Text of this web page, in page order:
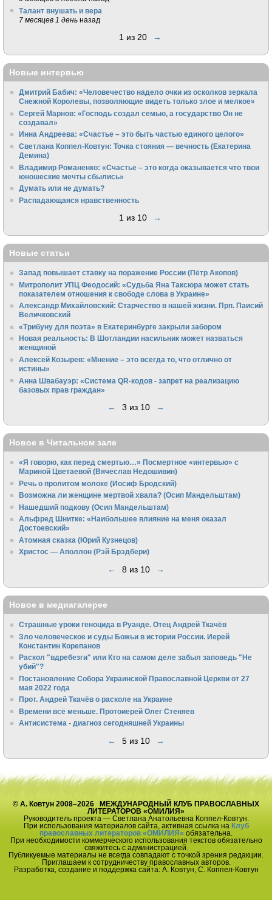
Талант внушать и вера
7 месяцев 1 день назад
1 из 20 →
Новые интервью
Дмитрий Бабич: «Человечество надело очки из осколков зеркала
Снежной Королевы, позволяющие видеть только злое и мелкое»
Сергей Марнов: «Господь создал семью, а государство Он не
создавал»
Инна Андреева: «Счастье – это быть частью единого целого»
Светлана Коппел-Ковтун: Точка стояния — вечность (Екатерина
Демина)
Владимир Романенко: «Счастье – это когда оказывается что твои
юношеские мечты сбылись»
Думать или не думать?
Распадающаяся нравственность
1 из 10 →
Новые статьи
Запад повышает ставку на поражение России (Пётр Акопов)
Митрополит УПЦ Феодосий: «Судьба Яна Таксюра может стать
показателем отношения к свободе слова в Украине»
Алек­сандр Михайловский: Старчество в нашей жизни. Прп. Паисий
Величковский
«Трибуну для поэта» в Екатеринбурге закрыли забором
Новая реальность: В Шотландии насильник может назваться
женщиной
Алексей Козырев: «Мнение – это всегда то, что отлично от
истины»
Анна Швабауэр: «Система QR-кодов - запрет на реализацию
базовых прав граждан»
← 3 из 10 →
Новое в Читальном зале
«Я говорю, как перед смертью…» Посмертное «интервью» с
Мариной Цветаевой (Вячеслав Недошивин)
Речь о пролитом молоке (Иосиф Бродский)
Возможна ли женщине мертвой хвала? (Осип Мандельштам)
Нашедший подкову (Осип Мандельштам)
Альфред Шнитке: «Наибольшее влияние на меня оказал
Достоевский»
Атомная сказка (Юрий Кузнецов)
Христос — Аполлон (Рэй Брэдбери)
← 8 из 10 →
Новое в медиагалерее
Страшные уроки геноцида в Руанде. Отец Андрей Ткачёв
Зло человеческое и суды Божьи в истории России. Иерей
Константин Корепанов
Раскол "вдребезги" или Кто на самом деле забыл заповедь "Не
убий"?
Постановление Собора Украинской Православной Церкви от 27
мая 2022 года
Прот. Андрей Ткачёв о расколе на Украине
Времени всё меньше. Протоиерей Олег Стеняев
Антисистема - диагноз сегодняшней Украины
← 5 из 10 →
© А. Ковтун 2008–2026 МЕЖДУНАРОДНЫЙ КЛУБ ПРАВОСЛАВНЫХ
ЛИТЕРАТОРОВ «ОМИЛИЯ»
Руководитель проекта — Светлана Анатольевна Коппел-Ковтун.
При использования материалов сайта, активная ссылка на Клуб
православных литераторов «ОМИЛИЯ» обязательна.
При необходимости коммерческого использования текстов обязательно
свяжитесь с администрацией.
Публикуемые материалы не всегда совпадают с точкой зрения редакции.
Приглашаем к сотрудничеству православных авторов.
Разработка, создание и поддержка сайта: А. Ковтун, С. Коппел-Ковтун